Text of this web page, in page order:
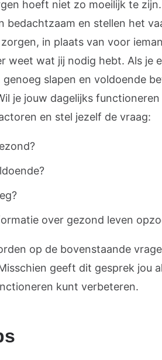
hoeft niet zo moeilijk te
bedachtzaam en stellen het
in plaats van voor
weet wat jij nodig hebt. Als je
slapen en voldoende
je jouw dagelijks
en stel jezelf de vraag:
over gezond leven
op de bovenstaande
geeft dit gesprek jou
kunt verbeteren.